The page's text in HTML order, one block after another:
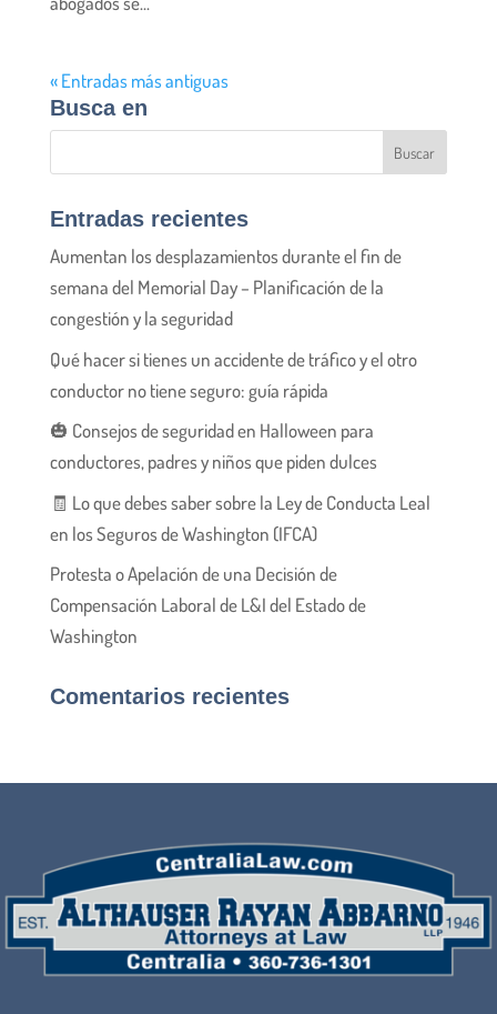
« Entradas más antiguas
Busca en
Entradas recientes
Aumentan los desplazamientos durante el fin de
semana del Memorial Day – Planificación de la
congestión y la seguridad
Qué hacer si tienes un accidente de tráfico y el otro
conductor no tiene seguro: guía rápida
🎃 Consejos de seguridad en Halloween para
conductores, padres y niños que piden dulces
🧾 Lo que debes saber sobre la Ley de Conducta Leal
en los Seguros de Washington (IFCA)
Protesta o Apelación de una Decisión de
Compensación Laboral de L&I del Estado de
Washington
Comentarios recientes